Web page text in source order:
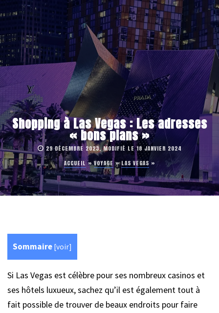
Shopping à Las Vegas : Les adresses
« bons plans »
29 DÉCEMBRE 2023, MODIFIÉ LE 18 JANVIER 2024
ACCUEIL»VOYAGE »LAS VEGAS »
Sommaire [voir]
Si Las Vegas est célèbre pour ses nombreux casinos et
ses hôtels luxueux, sachez qu’il est également tout à
fait possible de trouver de beaux endroits pour faire